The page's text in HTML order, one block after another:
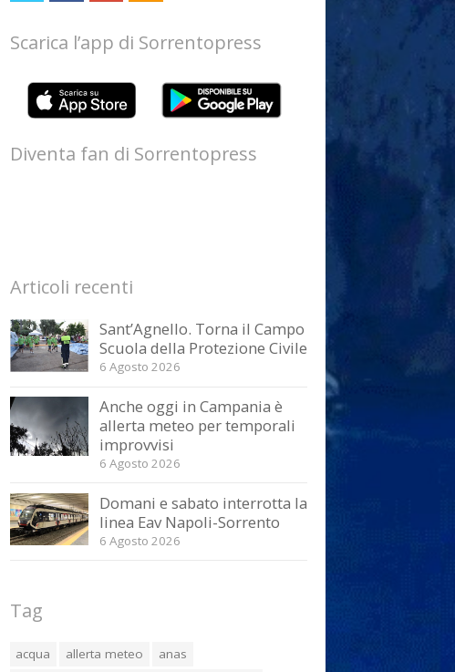
Scarica l’app di Sorrentopress
Diventa fan di Sorrentopress
Articoli recenti
Sant’Agnello. Torna il Campo
Scuola della Protezione Civile
6 Agosto 2026
Anche oggi in Campania è
allerta meteo per temporali
improvvisi
6 Agosto 2026
Domani e sabato interrotta la
linea Eav Napoli-Sorrento
6 Agosto 2026
Tag
acqua allerta meteo
anas